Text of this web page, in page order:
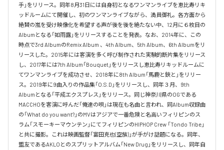
手」をリリース。同年8月31日には自身初となるワンマンライブを恵比寿リキ
ッドルームにて開催し、初のワンマンライブながら、満員御礼。各方面から
絶賛の嵐を受け映像化を希望する声が後を後を絶たない中、12月に６枚目の
Albumとなる「如雨露」をリリースすることを発表。なお、2014年に、この
時点で3rd AlbumのRemix Album 、4th Album、5th Album、6th Albumをリ
リースした。2015年には客演を多く呼び制作された実験的断片集をリリース
し、2017年には7th Album「Bouquet」をリリースし恵比寿リキッドルームに
てワンマンライブを成功させ、2018年に8th Album「馬鹿と鋏と」をリリー
ス。2019年に9曲入りの作品集「O.S.D」をリリースし、同年３月、9th
Albumとなる「平成エクスプレス」をリリース。同じ神奈川県のOGである
MACCHOを客演に呼んだ「俺達の唄」は現在も名曲と言われ、同Album収録曲
の「What do you want?」のMVはアジアで一番危険と名高いフィリピンのス
ラム「スモーキーマウンテン」にてフィリピンのHIPHOP Crew 「Tondo Tribe」
と共に撮影。これは映画監督「富田克也(空族)」が手がけ話題になる。同年、
盟友であるAKLOとのスプリットアルバム「New Drug」をリリースし、同年自